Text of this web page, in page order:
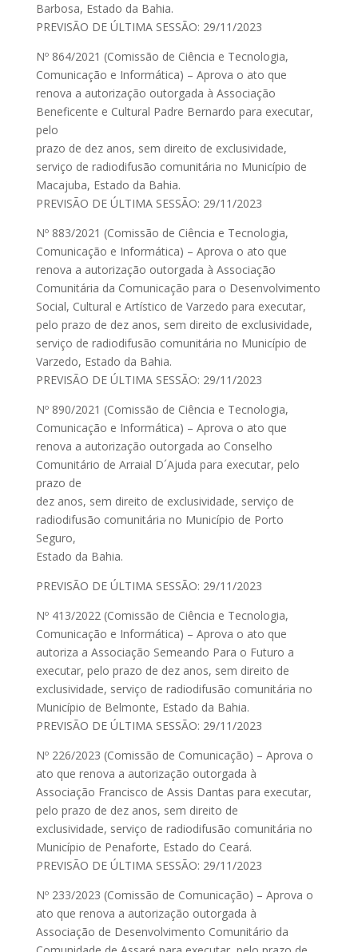
Barbosa, Estado da Bahia.
PREVISÃO DE ÚLTIMA SESSÃO: 29/11/2023
Nº 864/2021 (Comissão de Ciência e Tecnologia,
Comunicação e Informática) – Aprova o ato que
renova a autorização outorgada à Associação
Beneficente e Cultural Padre Bernardo para executar,
pelo
prazo de dez anos, sem direito de exclusividade,
serviço de radiodifusão comunitária no Município de
Macajuba, Estado da Bahia.
PREVISÃO DE ÚLTIMA SESSÃO: 29/11/2023
Nº 883/2021 (Comissão de Ciência e Tecnologia,
Comunicação e Informática) – Aprova o ato que
renova a autorização outorgada à Associação
Comunitária da Comunicação para o Desenvolvimento
Social, Cultural e Artístico de Varzedo para executar,
pelo prazo de dez anos, sem direito de exclusividade,
serviço de radiodifusão comunitária no Município de
Varzedo, Estado da Bahia.
PREVISÃO DE ÚLTIMA SESSÃO: 29/11/2023
Nº 890/2021 (Comissão de Ciência e Tecnologia,
Comunicação e Informática) – Aprova o ato que
renova a autorização outorgada ao Conselho
Comunitário de Arraial D´Ajuda para executar, pelo
prazo de
dez anos, sem direito de exclusividade, serviço de
radiodifusão comunitária no Município de Porto
Seguro,
Estado da Bahia.
PREVISÃO DE ÚLTIMA SESSÃO: 29/11/2023
Nº 413/2022 (Comissão de Ciência e Tecnologia,
Comunicação e Informática) – Aprova o ato que
autoriza a Associação Semeando Para o Futuro a
executar, pelo prazo de dez anos, sem direito de
exclusividade, serviço de radiodifusão comunitária no
Município de Belmonte, Estado da Bahia.
PREVISÃO DE ÚLTIMA SESSÃO: 29/11/2023
Nº 226/2023 (Comissão de Comunicação) – Aprova o
ato que renova a autorização outorgada à
Associação Francisco de Assis Dantas para executar,
pelo prazo de dez anos, sem direito de
exclusividade, serviço de radiodifusão comunitária no
Município de Penaforte, Estado do Ceará.
PREVISÃO DE ÚLTIMA SESSÃO: 29/11/2023
Nº 233/2023 (Comissão de Comunicação) – Aprova o
ato que renova a autorização outorgada à
Associação de Desenvolvimento Comunitário da